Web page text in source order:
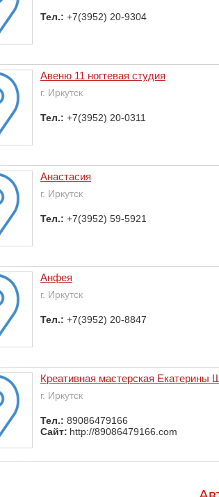
Тел.: +7(3952) 20-9304
Авеню 11 ногтевая студия
г. Иркутск
Тел.: +7(3952) 20-0311
Анастасия
г. Иркутск
Тел.: +7(3952) 59-5921
Анфея
г. Иркутск
Тел.: +7(3952) 20-8847
Креативная мастерская Екатерины
г. Иркутск
Тел.: 89086479166
Сайт: http://89086479166.com